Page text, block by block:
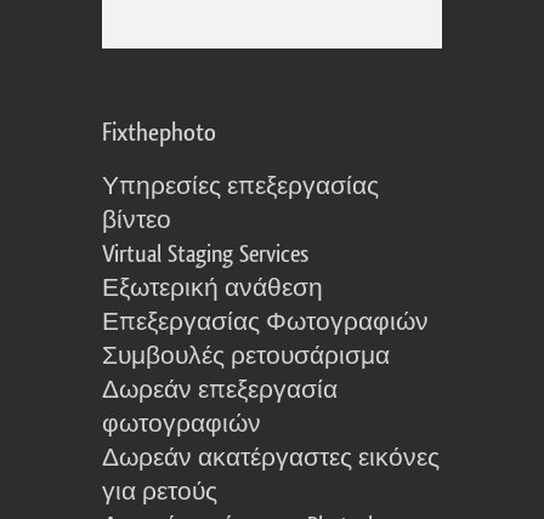
Fixthephoto
Υπηρεσίες επεξεργασίας
βίντεο
Virtual Staging Services
Εξωτερική ανάθεση
Επεξεργασίας Φωτογραφιών
Συμβουλές ρετουσάρισμα
Δωρεάν επεξεργασία
φωτογραφιών
Δωρεάν ακατέργαστες εικόνες
για ρετούς